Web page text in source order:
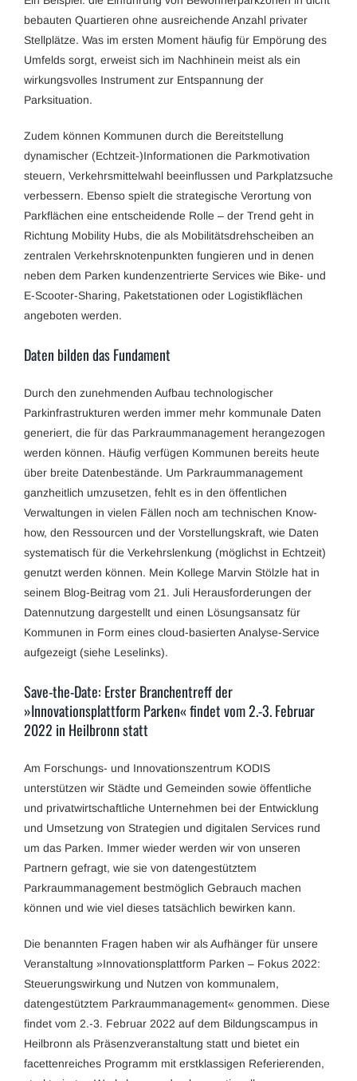
bebauten Quartieren ohne ausreichende Anzahl privater
Stellplätze. Was im ersten Moment häufig für Empörung des
Umfelds sorgt, erweist sich im Nachhinein meist als ein
wirkungsvolles Instrument zur Entspannung der
Parksituation.
Zudem können Kommunen durch die Bereitstellung
dynamischer (Echtzeit-)Informationen die Parkmotivation
steuern, Verkehrsmittelwahl beeinflussen und Parkplatzsuche
verbessern. Ebenso spielt die strategische Verortung von
Parkflächen eine entscheidende Rolle – der Trend geht in
Richtung Mobility Hubs, die als Mobilitätsdrehscheiben an
zentralen Verkehrsknotenpunkten fungieren und in denen
neben dem Parken kundenzentrierte Services wie Bike- und
E-Scooter-Sharing, Paketstationen oder Logistikflächen
angeboten werden.
Daten bilden das Fundament
Durch den zunehmenden Aufbau technologischer
Parkinfrastrukturen werden immer mehr kommunale Daten
generiert, die für das Parkraummanagement herangezogen
werden können. Häufig verfügen Kommunen bereits heute
über breite Datenbestände. Um Parkraummanagement
ganzheitlich umzusetzen, fehlt es in den öffentlichen
Verwaltungen in vielen Fällen noch am technischen Know-
how, den Ressourcen und der Vorstellungskraft, wie Daten
systematisch für die Verkehrslenkung (möglichst in Echtzeit)
genutzt werden können. Mein Kollege Marvin Stölzle hat in
seinem Blog-Beitrag vom 21. Juli Herausforderungen der
Datennutzung dargestellt und einen Lösungsansatz für
Kommunen in Form eines cloud-basierten Analyse-Service
aufgezeigt (siehe Leselinks).
Save-the-Date: Erster Branchentreff der
»Innovationsplattform Parken« findet vom 2.-3. Februar
2022 in Heilbronn statt
Am Forschungs- und Innovationszentrum KODIS
unterstützen wir Städte und Gemeinden sowie öffentliche
und privatwirtschaftliche Unternehmen bei der Entwicklung
und Umsetzung von Strategien und digitalen Services rund
um das Parken. Immer wieder werden wir von unseren
Partnern gefragt, wie sie von datengestütztem
Parkraummanagement bestmöglich Gebrauch machen
können und wie viel dieses tatsächlich bewirken kann.
Die benannten Fragen haben wir als Aufhänger für unsere
Veranstaltung »Innovationsplattform Parken – Fokus 2022:
Steuerungswirkung und Nutzen von kommunalem,
datengestütztem Parkraummanagement« genommen. Diese
findet vom 2.-3. Februar 2022 auf dem Bildungscampus in
Heilbronn als Präsenzveranstaltung statt und bietet ein
facettenreiches Programm mit erstklassigen Referierenden,